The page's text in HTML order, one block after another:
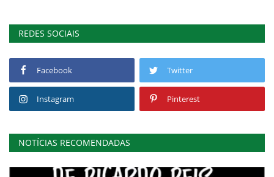
REDES SOCIAIS
Facebook Twitter
Instagram Pinterest
NOTÍCIAS RECOMENDADAS